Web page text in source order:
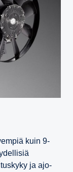
kuin 9-
ja ajo-